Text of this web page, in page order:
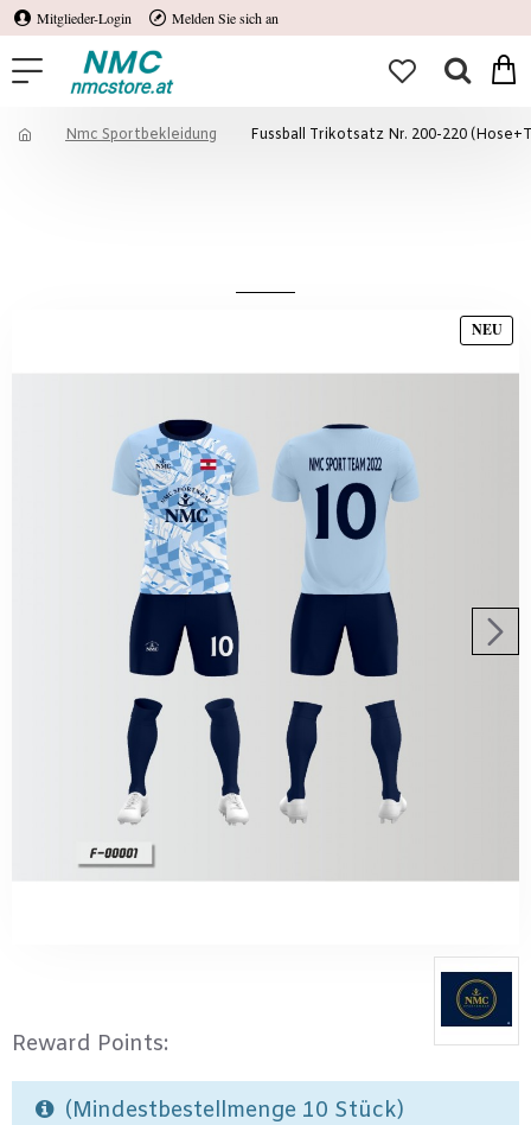
Mitglieder-Login Melden Sie sich an
Nmc Sportbekleidung Fussball Trikotsatz Nr. 200-220
NEU
Reward Points:
(Mindestbestellmenge 10 Stück)